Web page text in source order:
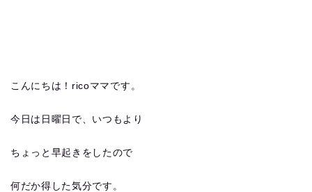
こんにちは！ricoママです。
今日は日曜日で、いつもより
ちょっと早起きをしたので
何だか得した気分です。